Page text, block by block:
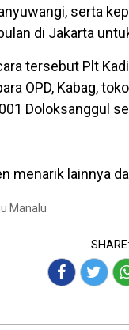
serta
di Jakarta
tersebut Plt
OPD, Kabag,
Doloksanggul
menarik lainnya
Manalu
SHARE: